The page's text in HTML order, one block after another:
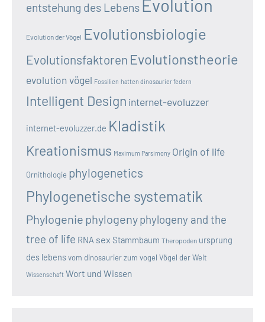
entstehung des Lebens Evolution
Evolution der Vögel Evolutionsbiologie
Evolutionsfaktoren Evolutionstheorie
evolution vögel Fossilien hatten dinosaurier federn
Intelligent Design internet-evoluzzer
internet-evoluzzer.de Kladistik
Kreationismus Maximum Parsimony Origin of life
Ornithologie phylogenetics
Phylogenetische systematik
Phylogenie phylogenyphylogeny and the
tree of life RNA sex Stammbaum Theropoden ursprung
des lebensvom dinosaurier zum vogel Vögel der Welt
Wissenschaft Wort und Wissen